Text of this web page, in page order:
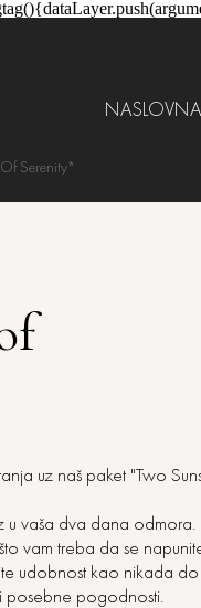
NASLOVNA
uz naš paket "Two
u vaša dva dana odmora.
vam treba da se
udobnost kao nikada do
posebne pogodnosti.
Serenity*